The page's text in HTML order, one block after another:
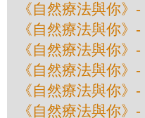
《自然療法與你
《自然療法與你
《自然療法與你
《自然療法與你
《自然療法與你
《自然療法與你